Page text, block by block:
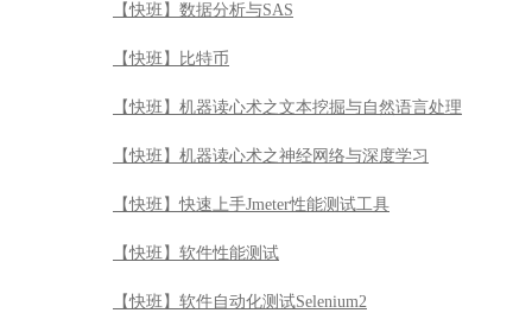
【快班】数据分析与SAS
【快班】比特币
【快班】机器读心术之文本挖掘与自然语言处理
【快班】机器读心术之神经网络与深度学习
【快班】快速上手Jmeter性能测试工具
【快班】软件性能测试
【快班】软件自动化测试Selenium2